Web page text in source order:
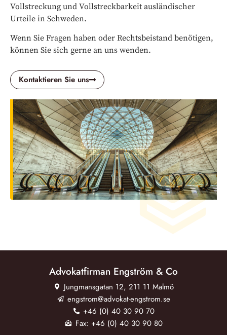
Vollstreckung und Vollstreckbarkeit ausländischer
Urteile in Schweden.
Wenn Sie Fragen haben oder Rechtsbeistand benötigen,
können Sie sich gerne an uns wenden.
Kontaktieren Sie uns
Advokatfirman Engström & Co
Jungmansgatan 12, 211 11 Malmö
engstrom@advokat-engstrom.se
+46 (0) 40 30 90 70
Fax: +46 (0) 40 30 90 80